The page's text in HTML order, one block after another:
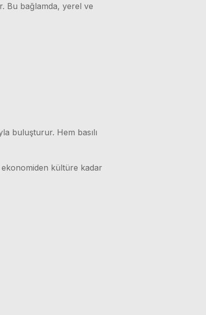
Bu bağlamda, yerel ve
buluşturur. Hem basılı
kültüre kadar